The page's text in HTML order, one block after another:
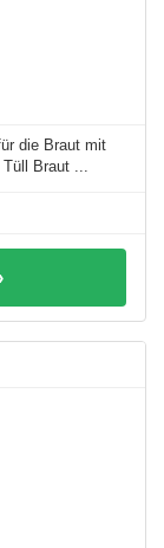
die Braut mit
Tüll Braut ...